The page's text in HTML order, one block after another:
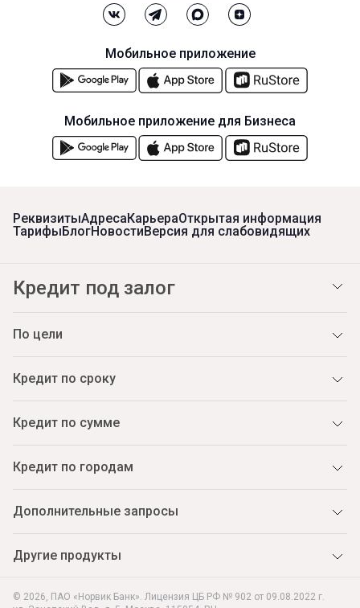
© 2026, ПАО «Норвик Банк». Лицензия ЦБ РФ № 902 от 09.08.2022 г.
РеквизитыАдресаКарьераОткрытая информация
ТарифыБлогНовостиВерсия для слабовидящих
Кредит под залог
По цели
Кредит по сроку
Кредит по сумме
Кредит по городам
Дополнительные запросы
Другие продукты
Мобильное приложение
Мобильное приложение для Бизнеса